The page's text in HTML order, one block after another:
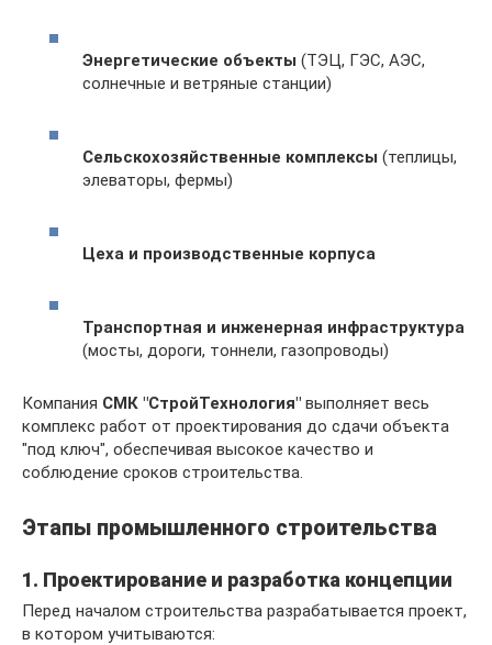
Энергетические объекты (ТЭЦ, ГЭС, АЭС,
солнечные и ветряные станции)
Сельскохозяйственные комплексы (теплицы,
элеваторы, фермы)
Цеха и производственные корпуса
Транспортная и инженерная инфраструктура
(мосты, дороги, тоннели, газопроводы)
Компания СМК "СтройТехнология" выполняет весь
комплекс работ от проектирования до сдачи объекта
"под ключ", обеспечивая высокое качество и
соблюдение сроков строительства.
Этапы промышленного строительства
1. Проектирование и разработка концепции
Перед началом строительства разрабатывается проект,
в котором учитываются: